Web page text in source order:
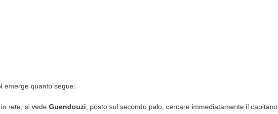
emerge quanto segue:
rete, si vede Guendouzi , posto sul secondo palo, cercare immediatamente il capitano